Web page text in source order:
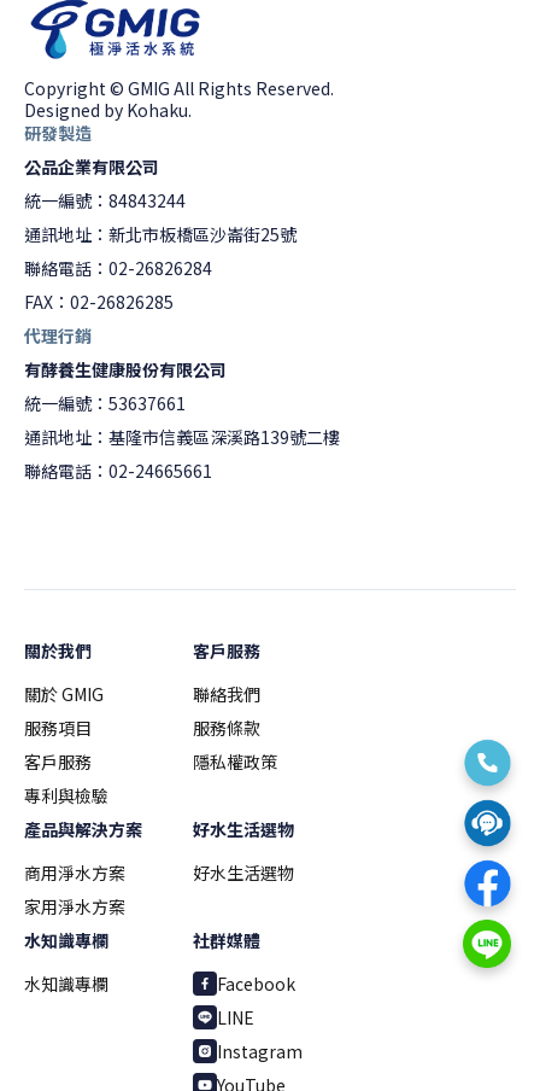
Copyright © GMIG All Rights Reserved.
Designed by Kohaku.
研發製造
公品企業有限公司
統一編號：84843244
通訊地址：新北市板橋區沙崙街25號
聯絡電話：02-26826284
FAX：02-26826285
代理行銷
有酵養生健康股份有限公司
統一編號：53637661
通訊地址：基隆市信義區深溪路139號二樓
聯絡電話：02-24665661
關於我們
關於 GMIG
服務項目
客戶服務
專利與檢驗
客戶服務
聯絡我們
服務條款
隱私權政策
產品與解決方案
商用淨水方案
家用淨水方案
好水生活選物
好水生活選物
水知識專欄
水知識專欄
社群媒體
Facebook
LINE
Instagram
YouTube